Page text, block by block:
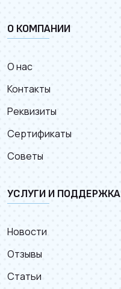
О КОМПАНИИ
О нас
Контакты
Реквизиты
Сертификаты
Советы
УСЛУГИ И ПОДДЕРЖКА
Новости
Отзывы
Статьи